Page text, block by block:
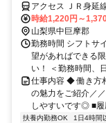
アクセス ＪＲ身延
分、ＪＲ身延線 国
時給1,220円～
山梨県中巨摩郡
勤務時間 シフトサ
望があればできる
い！ ＜勤務時間、
仕事内容 ◆ 働き方
の魅力をご紹介／
しやすいです◎ ■履
扶養内勤務OK 1日4時間